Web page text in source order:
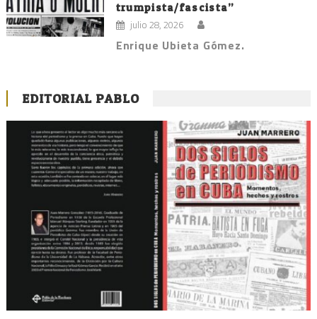
trumpista/fascista”
julio 28, 2026
Enrique Ubieta Gómez.
EDITORIAL PABLO